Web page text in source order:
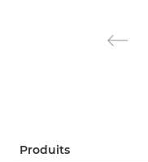
Produits